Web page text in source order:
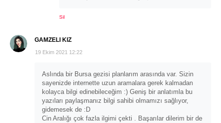
Sil
GAMZELI KIZ
19 Ekim 2021 12:22
Aslında bir Bursa gezisi planlarım arasında var. Sizin
sayenizde internette uzun aramalara gerek kalmadan
kolayca bilgi edinebileceğim :) Geniş bir anlatımla bu
yazıları paylaşmanız bilgi sahibi olmamızı sağlıyor,
gidemesek de :D
Cin Aralığı çok fazla ilgimi çekti . Başarılar dilerim bir de